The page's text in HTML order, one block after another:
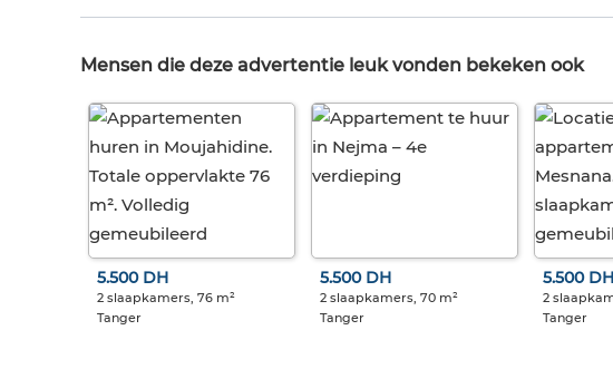
Mensen die deze advertentie leuk vonden bekeken ook
5.500 DH
2 slaapkamers, 76 m²
Tanger
5.500 DH
2 slaapkamers, 70 m²
Tanger
5.500 DH
2
Tanger